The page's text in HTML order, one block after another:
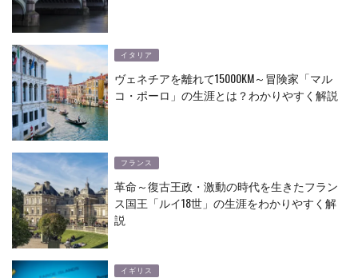
イタリア
ヴェネチアを離れて15000KM～冒険家「マル
コ・ポーロ」の生涯とは？わかりやすく解説
フランス
革命～復古王政・激動の時代を生きたフラン
ス国王「ルイ18世」の生涯をわかりやすく解
説
イギリス